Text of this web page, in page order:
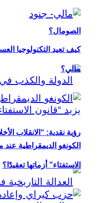
الصومال؟
رؤية نقدية: “الانقلاب
كيف تعيد التكنولوجيا
مالي؟
الكونغو الديمقراطية
الاستفتاء” أزماتها تعقيدًا؟